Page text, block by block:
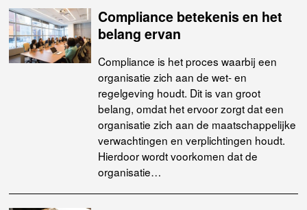
Compliance betekenis en het
belang ervan
Compliance is het proces waarbij een
organisatie zich aan de wet- en
regelgeving houdt. Dit is van groot
belang, omdat het ervoor zorgt dat een
organisatie zich aan de maatschappelijke
verwachtingen en verplichtingen houdt.
Hierdoor wordt voorkomen dat de
organisatie…